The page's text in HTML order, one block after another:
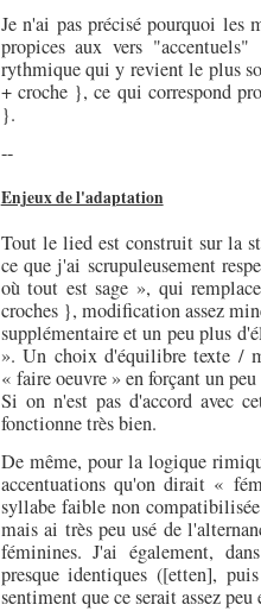
Je n'ai pas précisé pourquoi les
propices aux vers
rythmique qui y revient le plus
+ croche }, ce qui correspond
}.
--
Enjeux de l'adaptation
Tout le lied est construit sur la
ce que j'ai scrupuleusement
où tout est sage », qui
croches }, modification assez
supplémentaire et un peu plus
». Un choix d'équilibre texte /
« faire oeuvre » en forçant un
Si on n'est pas d'accord avec
fonctionne très bien.
De même, pour la logique
accentuations qu'on dirait «
syllabe faible non
mais ai très peu usé de
féminines. J'ai également,
presque identiques ([etten],
sentiment que ce serait assez